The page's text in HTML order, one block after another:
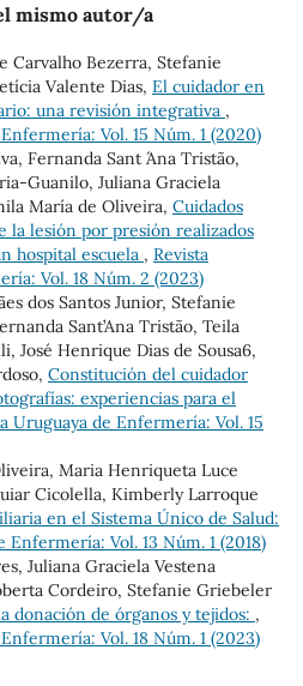
mismo autor/a
Carvalho Bezerra, Stefanie
Valente Dias, El cuidador en
una revisión integrativa ,
Vol. 15 Núm. 1 (2020)
Fernanda Sant ́Ana Tristão,
Guanilo, Juliana Graciela
María de Oliveira, Cuidados
la lesión por presión realizados
hospital escuela , Revista
Vol. 18 Núm. 2 (2023)
dos Santos Junior, Stefanie
Sant’Ana Tristão, Teila
José Henrique Dias de Sousa6,
Constitución del cuidador
experiencias para el
Uruguaya de Enfermería: Vol. 15
Maria Henriqueta Luce
Cicolella, Kimberly Larroque
en el Sistema Único de Salud:
Enfermería: Vol. 13 Núm. 1 (2018)
Juliana Graciela Vestena
Cordeiro, Stefanie Griebeler
donación de órganos y tejidos: ,
Vol. 18 Núm. 1 (2023)